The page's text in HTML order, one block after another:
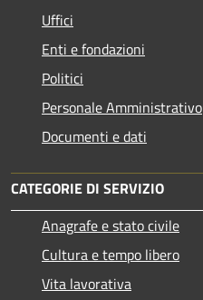
Uffici
Enti e fondazioni
Politici
Personale Amministrativo
Documenti e dati
CATEGORIE DI SERVIZIO
Anagrafe e stato civile
Cultura e tempo libero
Vita lavorativa